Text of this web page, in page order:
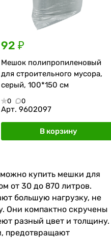
92 ₽
Мешок полипропиленовый
для строительного мусора,
серый, 100*150 см
0 0
Арт. 9602097
В корзину
купить мешки для
от 30 до 870 литров.
большую нагрузку, не
Они компактно скручены
разный цвет и толщину.
предотвращают